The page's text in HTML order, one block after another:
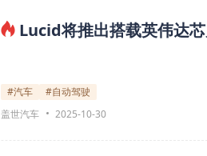
Lucid将推出搭载英伟达
#汽车
#自动驾驶
盖世汽车
2025-10-30